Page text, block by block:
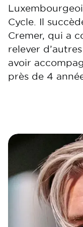
Cycle. Il
Cremer, qui a
relever
avoir
près de 4